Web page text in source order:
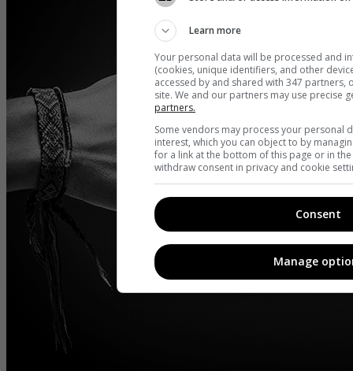
Learn more
Your personal data will be processed and
(cookies, unique identifiers, and other
accessed by and shared with 347 partners,
site. We and our partners may use precise
partners.
Some vendors may process your personal
interest, which you can object to by
for a link at the bottom of this page or in
withdraw consent in privacy and cookie
Consent
Manage